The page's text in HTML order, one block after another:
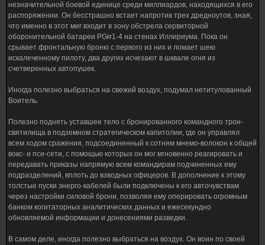
незначительной боевой единице среди миллиардов, находящихся в его
распоряжении. Он бесстрашно встает напротив трех дредноутов, зная,
что именно в этот миг входит в зону обстрела сервиторной
оборонительной батареи РGғғ1-4 на стенах Иллириума. Пока он
срывает фронтальную броню с первого из них и ломает шею
искалеченному пилоту, два других исчезают в шквале огня из
счетверенных автопушек.
Иногда полезно выбраться на свежий воздух, подумал нетитулованный
Воитель.
Полезно поднять уставшее тело с бронированного командного трон-
святилища в подземном стратегическом капитолии, где он управлял
всем ходом сражения, подсоединенный к сотням мнемо-волокон к общей
вокс- и пси-сети, с помощью которых он мог мгновенно реагировать и
передавать приказы напрямую всем командирам подчиненных ему
подразделений, вплоть до взводных офицеров. В дополнение к этому
толстые пуски энерго-кабелей были подключены к его авточувствам
через настройки силовой брони, позволяя ему оперировать огромным
банком когитаторных аналитических данных и ежесекундно
обновляемой информации и донесениями разведки.
В самом деле, иногда полезно выбраться на воздух. Он воин по своей